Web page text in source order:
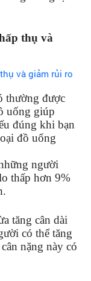
thụ và
thường được
uống giúp
đúng khi bạn
đồ uống
người
thấp hơn 9%
tăng cân dài
có thể tăng
nặng này có